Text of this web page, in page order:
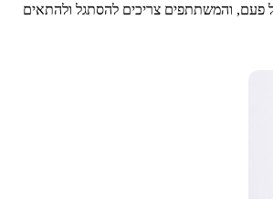
פעם, והמשתתפים צריכים להסתגל ולהתאים